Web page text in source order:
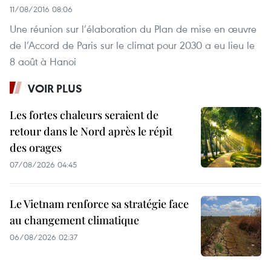
11/08/2016 08:06
Une réunion sur l’élaboration du Plan de mise en œuvre
de l’Accord de Paris sur le climat pour 2030 a eu lieu le
8 août à Hanoi
VOIR PLUS
Les fortes chaleurs seraient de
retour dans le Nord après le répit
des orages
07/08/2026 04:45
Le Vietnam renforce sa stratégie face
au changement climatique
06/08/2026 02:37